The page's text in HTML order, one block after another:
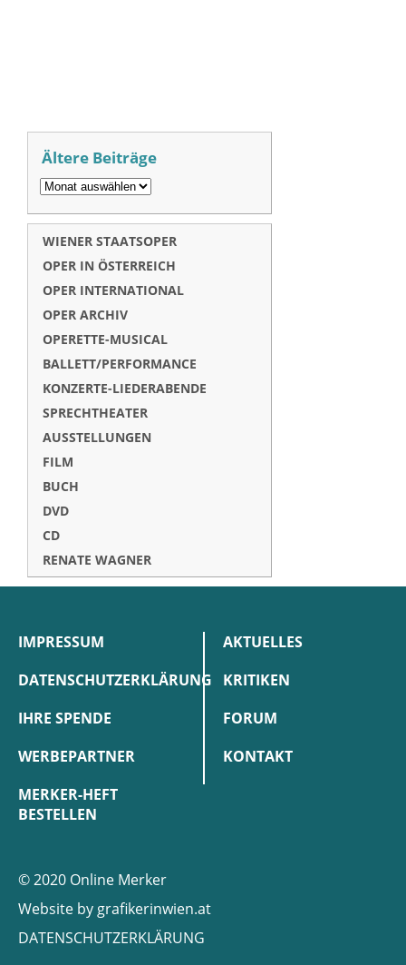
Ältere Beiträge
WIENER STAATSOPER
OPER IN ÖSTERREICH
OPER INTERNATIONAL
OPER ARCHIV
OPERETTE-MUSICAL
BALLETT/PERFORMANCE
KONZERTE-LIEDERABENDE
SPRECHTHEATER
AUSSTELLUNGEN
FILM
BUCH
DVD
CD
RENATE WAGNER
IMPRESSUM
DATENSCHUTZERKLÄRUNG
IHRE SPENDE
WERBEPARTNER
MERKER-HEFT
BESTELLEN
AKTUELLES
KRITIKEN
FORUM
KONTAKT
© 2020 Online Merker
Website by grafikerinwien.at
DATENSCHUTZERKLÄRUNG